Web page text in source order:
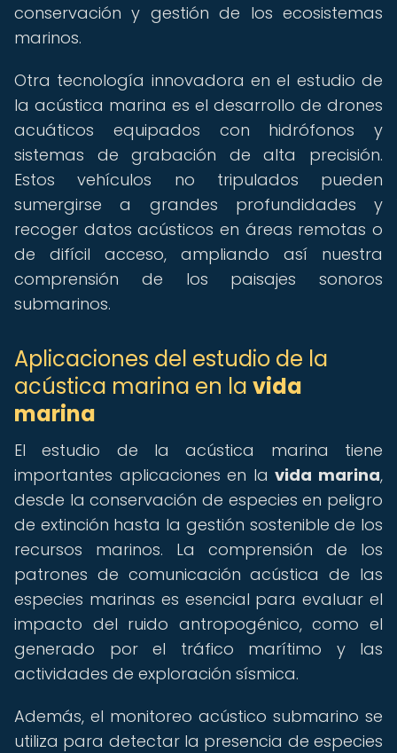
conservación y gestión de los ecosistemas
marinos.
Otra tecnología innovadora en el estudio de
la acústica marina es el desarrollo de drones
acuáticos equipados con hidrófonos y
sistemas de grabación de alta precisión.
Estos vehículos no tripulados pueden
sumergirse a grandes profundidades y
recoger datos acústicos en áreas remotas o
de difícil acceso, ampliando así nuestra
comprensión de los paisajes sonoros
submarinos.
Aplicaciones del estudio de la
acústica marina en la vida
marina
El estudio de la acústica marina tiene
importantes aplicaciones en lavida marina,
desde la conservación de especies en peligro
de extinción hasta la gestión sostenible de los
recursos marinos. La comprensión de los
patrones de comunicación acústica de las
especies marinas es esencial para evaluar el
impacto del ruido antropogénico, como el
generado por el tráfico marítimo y las
actividades de exploración sísmica.
Además, el monitoreo acústico submarino se
utiliza para detectar la presencia de especies